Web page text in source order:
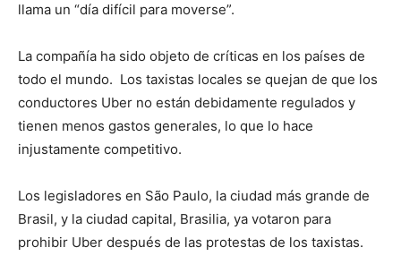
llama un “día difícil para moverse”.
La compañía ha sido objeto de críticas en los países de
todo el mundo. Los taxistas locales se quejan de que los
conductores Uber no están debidamente regulados y
tienen menos gastos generales, lo que lo hace
injustamente competitivo.
Los legisladores en São Paulo, la ciudad más grande de
Brasil, y la ciudad capital, Brasilia, ya votaron para
prohibir Uber después de las protestas de los taxistas.